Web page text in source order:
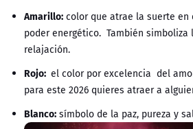
Amarillo: color que atrae la suerte en
poder energético. También simboliza
relajación.
Rojo: el color por excelencia del
para este 2026 quieres atraer a
Blanco: símbolo de la paz, pureza y